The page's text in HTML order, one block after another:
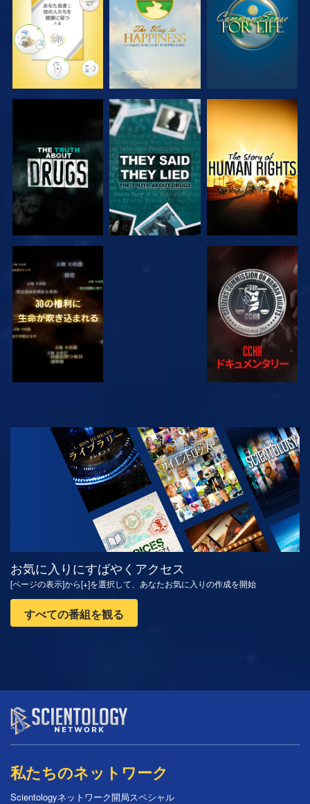
観る 観る
観る
観る シリーズを探求
お気に入りにすばやくアクセス
[ページの表示]から[+]を選択して、あなたお気に入りの作成を開始
すべての番組を観る
私たちのネットワーク
Scientologyネットワーク開局スペシャル